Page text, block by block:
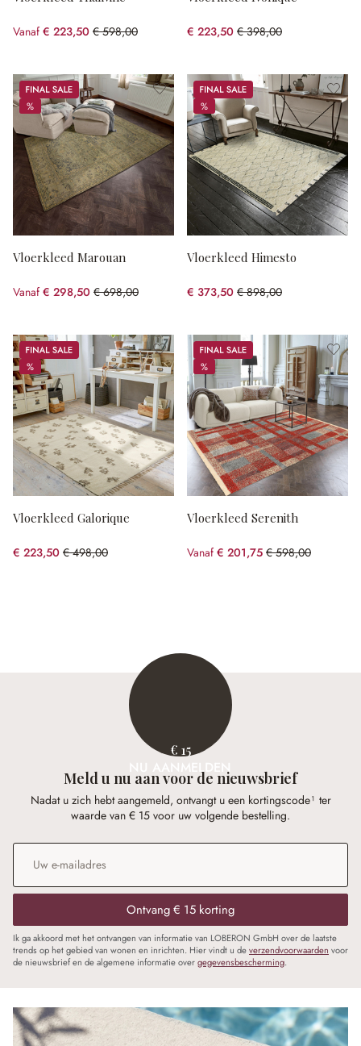
Vanaf € 223,50 € 598,00
(62.63% gespart) € 223,50 € 398,00
(43.84% gespart)
Sale
%
%
Vloerkleed Marouan
Vanaf € 298,50 € 698,00
(57.23% gespart)
Sale
%
%
Vloerkleed Himesto
€ 373,50 € 898,00
(58.41% gespart)
Sale
%
%
Vloerkleed Galorique
€ 223,50 € 498,00
(55.12% gespart)
Sale
%
%
Vloerkleed Serenith
Vanaf € 201,75 € 598,00
(66.26% gespart)
€ 15
NU AANMELDEN
Meld u nu aan voor de nieuwsbrief
Nadat u zich hebt aangemeld, ontvangt u een kortingscode¹ ter
waarde van € 15 voor uw volgende bestelling.
E-mailadres
Ontvang € 15 korting
Ik ga akkoord met het ontvangen van informatie van LOBERON GmbH over de laatste
trends op het gebied van wonen en inrichten. Hier vindt u deverzendvoorwaarden voor
de nieuwsbrief en de algemene informatie overgegevensbescherming.